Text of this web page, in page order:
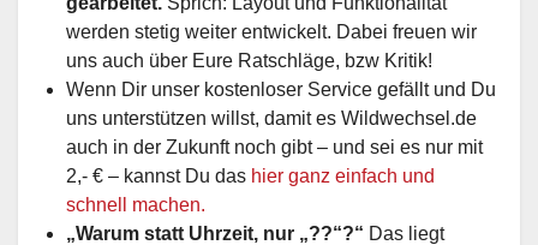
werden stetig weiter entwickelt. Dabei freuen wir
uns auch über Eure Ratschläge, bzw Kritik!
Wenn Dir unser kostenloser Service gefällt und Du
uns unterstützen willst, damit es Wildwechsel.de
auch in der Zukunft noch gibt – und sei es nur mit
2,- € – kannst Du das hier ganz einfach und
schnell machen.
„Warum statt Uhrzeit, nur „??“?“ Das liegt